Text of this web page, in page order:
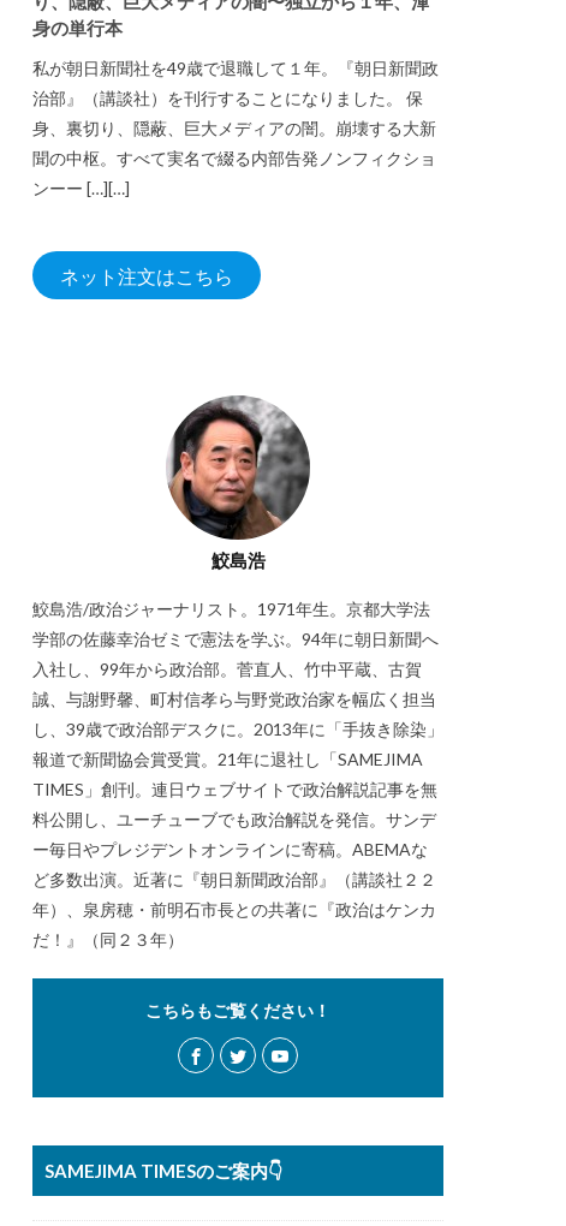
身の単行本
私が朝日新聞社を49歳で退職して１年。『朝日新聞政
治部』（講談社）を刊行することになりました。 保
身、裏切り、隠蔽、巨大メディアの闇。崩壊する大新
聞の中枢。すべて実名で綴る内部告発ノンフィクショ
ンーー […][…]
ネット注文はこちら
鮫島浩
鮫島浩/政治ジャーナリスト。1971年生。京都大学法
学部の佐藤幸治ゼミで憲法を学ぶ。94年に朝日新聞へ
入社し、99年から政治部。菅直人、竹中平蔵、古賀
誠、与謝野馨、町村信孝ら与野党政治家を幅広く担当
し、39歳で政治部デスクに。2013年に「手抜き除染」
報道で新聞協会賞受賞。21年に退社し「SAMEJIMA
TIMES」創刊。連日ウェブサイトで政治解説記事を無
料公開し、ユーチューブでも政治解説を発信。サンデ
ー毎日やプレジデントオンラインに寄稿。ABEMAな
ど多数出演。近著に『朝日新聞政治部』（講談社２２
年）、泉房穂・前明石市長との共著に『政治はケンカ
だ！』（同２３年）
こちらもご覧ください！
SAMEJIMA TIMESのご案内👇